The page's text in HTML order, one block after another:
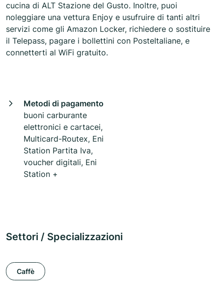
cucina di ALT Stazione del Gusto. Inoltre, puoi
noleggiare una vettura Enjoy e usufruire di tanti altri
servizi come gli Amazon Locker, richiedere o sostituire
il Telepass, pagare i bollettini con PosteItaliane, e
connetterti al WiFi gratuito.
Metodi di pagamento
buoni carburante
elettronici e cartacei,
Multicard-Routex, Eni
Station Partita Iva,
voucher digitali, Eni
Station +
Settori / Specializzazioni
Caffè